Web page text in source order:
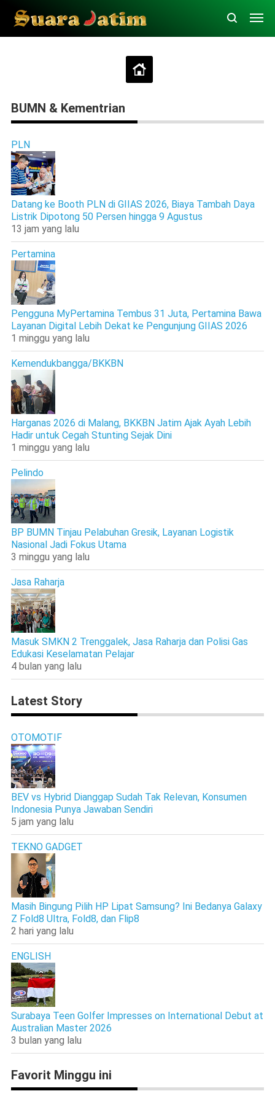
BUMN & Kementrian
PLN
Datang ke Booth PLN di GIIAS 2026, Biaya Tambah Daya
Listrik Dipotong 50 Persen hingga 9 Agustus
13 jam yang lalu
Pertamina
Pengguna MyPertamina Tembus 31 Juta, Pertamina Bawa
Layanan Digital Lebih Dekat ke Pengunjung GIIAS 2026
1 minggu yang lalu
Kemendukbangga/BKKBN
Harganas 2026 di Malang, BKKBN Jatim Ajak Ayah Lebih
Hadir untuk Cegah Stunting Sejak Dini
1 minggu yang lalu
Pelindo
BP BUMN Tinjau Pelabuhan Gresik, Layanan Logistik
Nasional Jadi Fokus Utama
3 minggu yang lalu
Jasa Raharja
Masuk SMKN 2 Trenggalek, Jasa Raharja dan Polisi Gas
Edukasi Keselamatan Pelajar
4 bulan yang lalu
Latest Story
OTOMOTIF
BEV vs Hybrid Dianggap Sudah Tak Relevan, Konsumen
Indonesia Punya Jawaban Sendiri
5 jam yang lalu
TEKNO GADGET
Masih Bingung Pilih HP Lipat Samsung? Ini Bedanya Galaxy
Z Fold8 Ultra, Fold8, dan Flip8
2 hari yang lalu
ENGLISH
Surabaya Teen Golfer Impresses on International Debut at
Australian Master 2026
3 bulan yang lalu
Favorit Minggu ini